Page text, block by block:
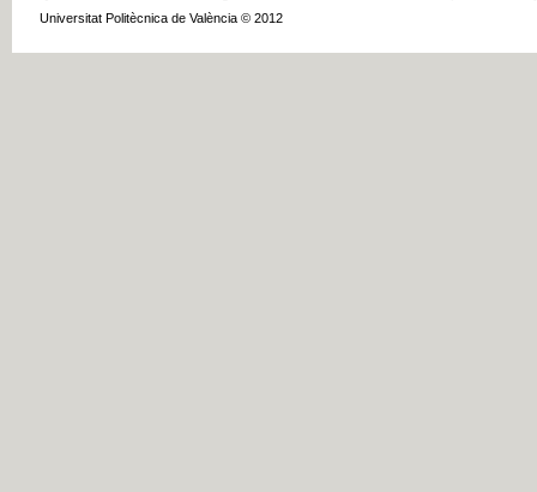
Universitat Politècnica de València © 2012